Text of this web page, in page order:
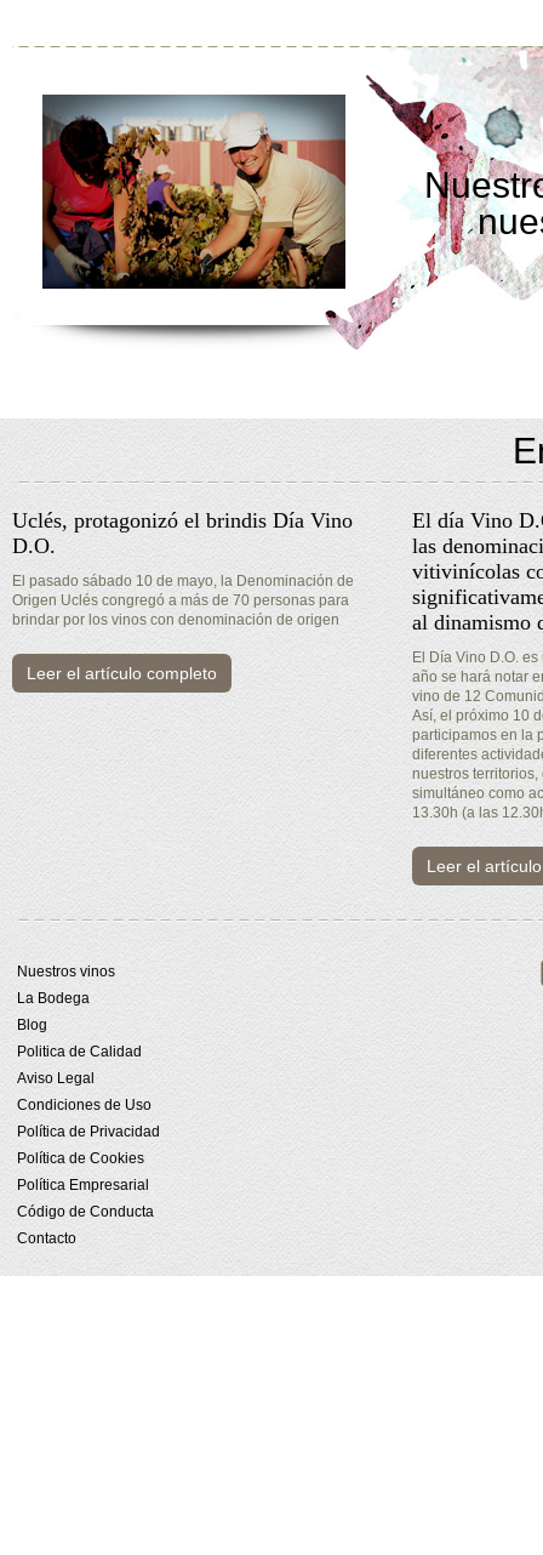
Uclés, protagonizó el brindis Día Vino
D.O.
El pasado sábado 10 de mayo, la Denominación de
Origen Uclés congregó a más de 70 personas para
brindar por los vinos con denominación de origen
Leer el artículo completo
El día Vino
las
vitivinícolas
al dinamismo
El Día Vino D.O.
año se hará notar
vino de 12
Así, el próximo 10
participamos en la
diferentes
nuestros
simultáneo como
13.30h (a las
Leer el
Nuestros vinos
La Bodega
Blog
Politica de Calidad
Aviso Legal
Condiciones de Uso
Política de Privacidad
Política de Cookies
Política Empresarial
Código de Conducta
Contacto